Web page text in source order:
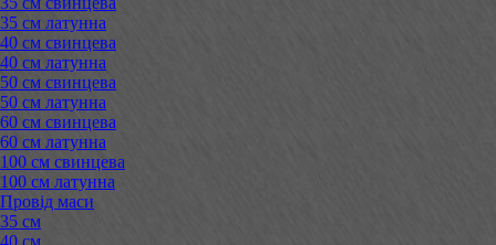
35 см латунна
40 см свинцева
40 см латунна
50 см свинцева
50 см латунна
60 см свинцева
60 см латунна
100 см свинцева
100 см латунна
Провід маси
35 см
40 см